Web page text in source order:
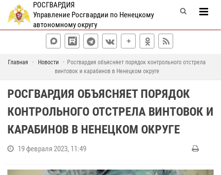
РОСГВАРДИЯ
Управление Росгвардии по Ненецкому
автономному округу
Главная Новости
Росгвардия объясняет порядок контрольного отстрела
винтовок и карабинов в Ненецком округе
РОСГВАРДИЯ ОБЪЯСНЯЕТ ПОРЯДОК
КОНТРОЛЬНОГО ОТСТРЕЛА ВИНТОВОК И
КАРАБИНОВ В НЕНЕЦКОМ ОКРУГЕ
19 февраля 2023, 11:49